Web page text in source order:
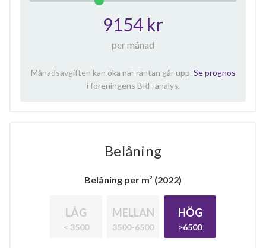
9154 kr
per månad
Månadsavgiften kan öka när räntan går upp. Se prognos
i föreningens BRF-analys.
Belåning
Belåning per m² (2022)
LÅG
< 3500
MELLAN
3500-6500
HÖG
>6500